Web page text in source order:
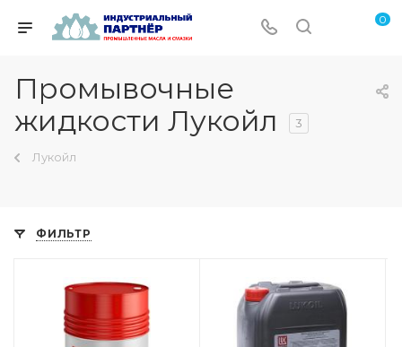
0
Промывочные
жидкости Лукойл
3
Лукойл
ФИЛЬТР